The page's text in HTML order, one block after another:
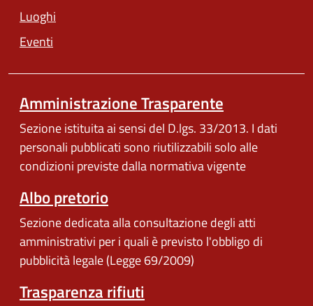
Luoghi
Eventi
Amministrazione Trasparente
Sezione istituita ai sensi del D.lgs. 33/2013. I dati
personali pubblicati sono riutilizzabili solo alle
condizioni previste dalla normativa vigente
Albo pretorio
Sezione dedicata alla consultazione degli atti
amministrativi per i quali è previsto l'obbligo di
pubblicità legale (Legge 69/2009)
Trasparenza rifiuti